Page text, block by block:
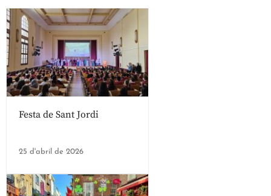
Festa de Sant Jordi
25 d'abril de 2026